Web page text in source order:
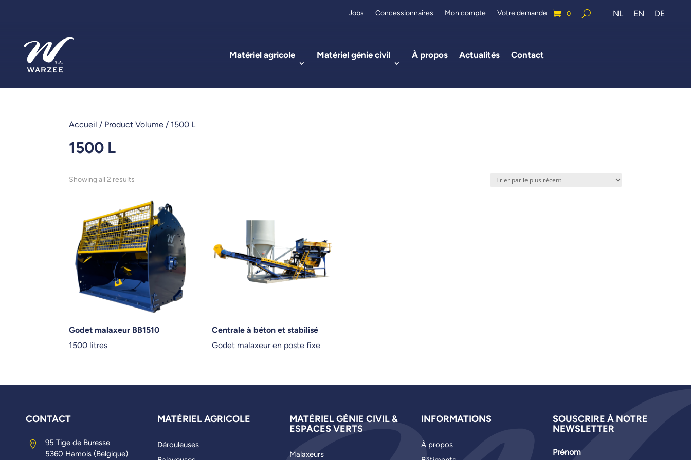
Jobs Concessionnaires Mon compte Votre demande 0 NL EN DE
Matériel agricole Matériel génie civil À propos Actualités Contact
Accueil / Product Volume / 1500 L
1500 L
Showing all 2 results
latest
Godet malaxeur BB1510
1500 litres
Centrale à béton et stabilisé
Godet malaxeur en poste fixe
CONTACT

95 Tige de Buresse
5360 Hamois (Belgique)
MATÉRIEL AGRICOLE
Dérouleuses
MATÉRIEL GÉNIE CIVIL &
ESPACES VERTS
Malaxeurs
INFORMATIONS
À propos
SOUSCRIRE À NOTRE
NEWSLETTER
Prénom